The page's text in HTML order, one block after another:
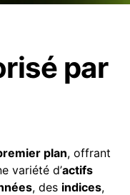
par
plan, offrant
variété d’actifs
, des indices,